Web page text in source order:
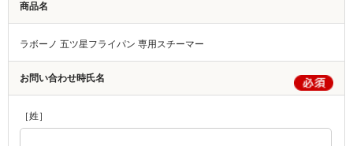
商品名
ラボーノ 五ツ星フライパン 専用スチーマー
お問い合わせ時氏名
［姓］